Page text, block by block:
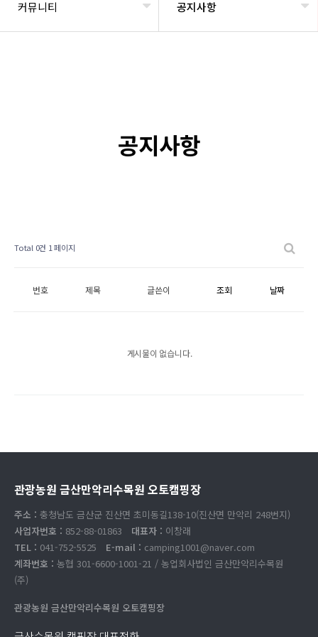
커뮤니티 공지사항
공지사항
Total 0건 1 페이지
번호 제목 글쓴이 조회 날짜
게시물이 없습니다.
관광농원 금산만악리수목원 오토캠핑장
주소 : 충청남도 금산군 진산면 초미동길138-10(진산면 만악리 248번지)
사업자번호 : 852-88-01863 대표자 : 이창래
TEL : 041-752-5525 E-mail : camping1001@naver.com
계좌번호 : 농협 301-6600-1001-21 / 농업회사법인 금산만악리수목원
(주)
관광농원 금산만악리수목원 오토캠핑장